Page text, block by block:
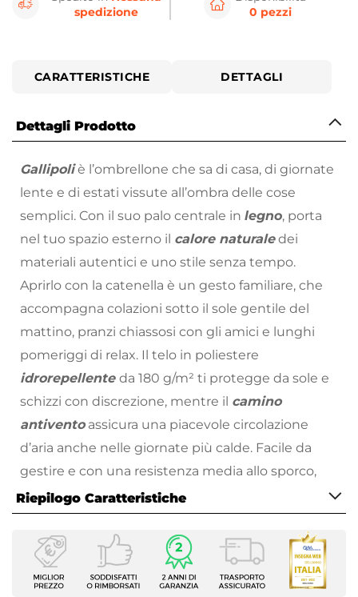
spedizione
0 pezzi
CARATTERISTICHE DETTAGLI
Dettagli Prodotto
Gallipoliè l’ombrellone che sa di casa, di giornate
lente e di estati vissute all’ombra delle cose
semplici. Con il suo palo centrale in legno, porta
nel tuo spazio esterno il calore naturaledei
materiali autentici e uno stile senza tempo.
Aprirlo con la catenella è un gesto familiare, che
accompagna colazioni sotto il sole gentile del
mattino, pranzi chiassosi con gli amici e lunghi
pomeriggi di relax. Il telo in poliestere
idrorepellente da 180 g/m² ti protegge da sole e
schizzi con discrezione, mentre il camino
antiventoassicura una piacevole circolazione
d’aria anche nelle giornate più calde. Facile da
gestire e con una resistenza media allo sporco,
Gallipoli è pensato per lavita vera
: per chi ama la
bellezza senza complicazioni, per chi sa
apprezzare l’ombra giusta al momento giusto.
Non è solo un ombrellone: è il punto di partenza
Riepilogo Caratteristiche
Caratteristiche
Tipologia
Palo centrale